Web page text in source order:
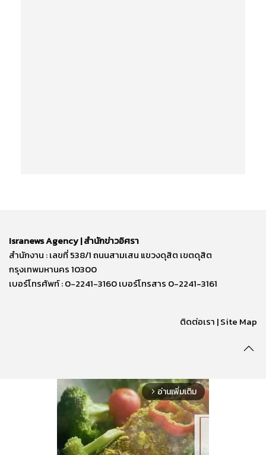
Isranews Agency | สำนักข่าวอิศรา
สำนักงาน : เลขที่ 538/1 ถนนสามเสน แขวงดุสิต เขตดุสิต
กรุงเทพมหานคร 10300
เบอร์โทรศัพท์ : 0-2241-3160 เบอร์โทรสาร 0-2241-3161
ติดต่อเรา | Site Map
arrow_forward_ios อ่านเพิ่มเติม